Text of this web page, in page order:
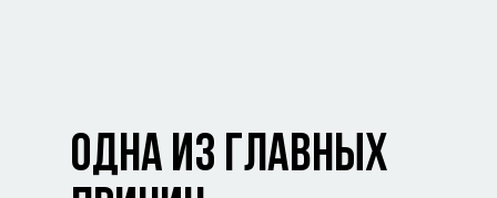
ОДНА ИЗ ГЛАВНЫХ